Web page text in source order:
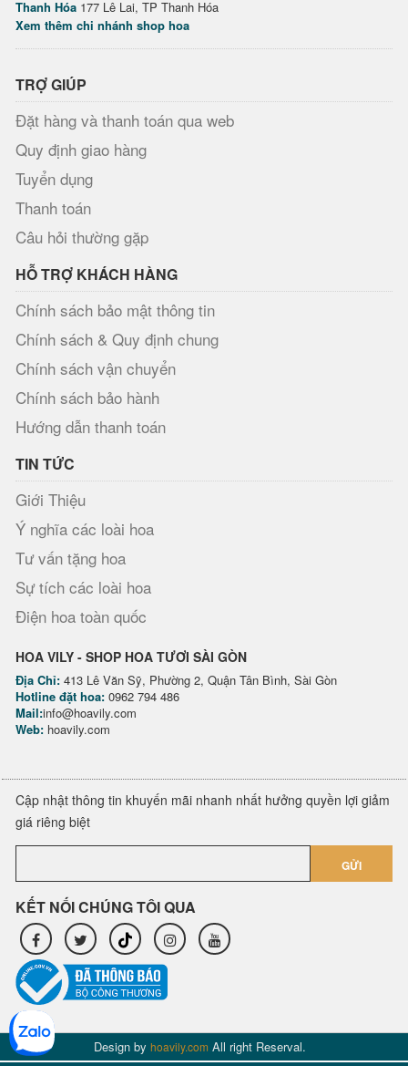
Thanh Hóa 177 Lê Lai, TP Thanh Hóa
Xem thêm chi nhánh shop hoa
TRỢ GIÚP
Đặt hàng và thanh toán qua web
Quy định giao hàng
Tuyển dụng
Thanh toán
Câu hỏi thường gặp
HỖ TRỢ KHÁCH HÀNG
Chính sách bảo mật thông tin
Chính sách & Quy định chung
Chính sách vận chuyển
Chính sách bảo hành
Hướng dẫn thanh toán
TIN TỨC
Giới Thiệu
Ý nghĩa các loài hoa
Tư vấn tặng hoa
Sự tích các loài hoa
Điện hoa toàn quốc
HOA VILY - SHOP HOA TƯƠI SÀI GÒN
Địa Chỉ: 413 Lê Văn Sỹ, Phường 2, Quận Tân Bình, Sài Gòn
Hotline đặt hoa: 0962 794 486
Mail:info@hoavily.com
Web: hoavily.com
Cập nhật thông tin khuyến mãi nhanh nhất hưởng quyền lợi giảm
giá riêng biệt
GỬI
KẾT NỐI CHÚNG TÔI QUA
Design by hoavily.com All right Reserval.